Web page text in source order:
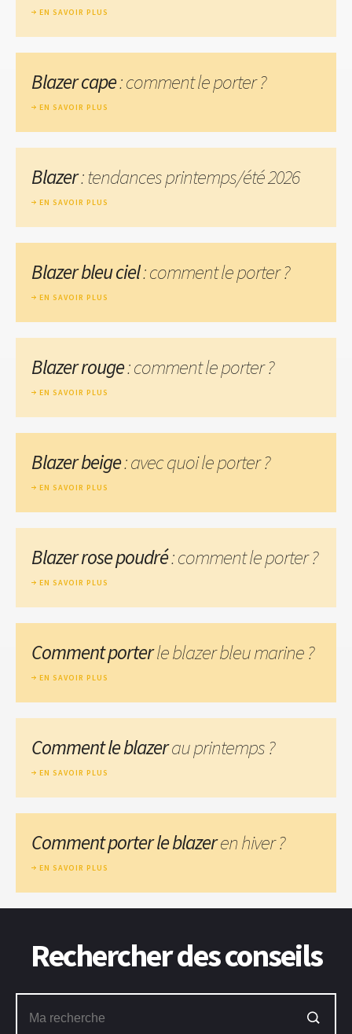
EN SAVOIR PLUS
Blazer cape: comment le porter ?
EN SAVOIR PLUS
Blazer: tendances printemps/été 2026
EN SAVOIR PLUS
Blazer bleu ciel: comment le porter ?
EN SAVOIR PLUS
Blazer rouge: comment le porter ?
EN SAVOIR PLUS
Blazer beige: avec quoi le porter ?
EN SAVOIR PLUS
Blazer rose poudré: comment le porter ?
EN SAVOIR PLUS
Comment porterle blazer bleu marine ?
EN SAVOIR PLUS
Comment le blazerau printemps ?
EN SAVOIR PLUS
Comment porter le blazeren hiver ?
EN SAVOIR PLUS
Rechercher des conseils